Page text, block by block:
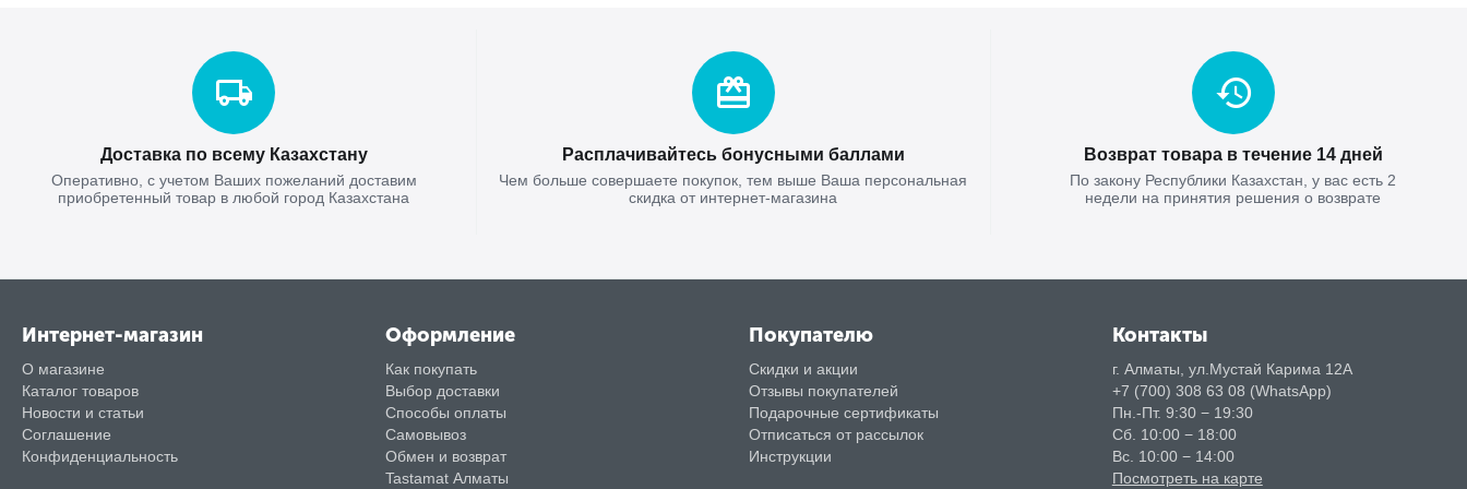
Доставка по всему Казахстану
Оперативно, с учетом Ваших пожеланий доставим
приобретенный товар в любой город Казахстана
Расплачивайтесь бонусными баллами
Чем больше совершаете покупок, тем выше Ваша персональная
скидка от интернет-магазина
Возврат товара в течение 14 дней
По закону Республики Казахстан, у вас есть 2
недели на принятия решения о возврате
Интернет-магазин
О магазине
Каталог товаров
Новости и статьи
Соглашение
Конфиденциальность
Оформление
Как покупать
Выбор доставки
Способы оплаты
Самовывоз
Обмен и возврат
Tastamat Алматы
Покупателю
Скидки и акции
Отзывы покупателей
Подарочные сертификаты
Отписаться от рассылок
Инструкции
Контакты
г. Алматы, ул.Мустай Карима 12А
+7 (700) 308 63 08 (WhatsApp)
Пн.-Пт. 9:30 − 19:30
Сб. 10:00 − 18:00
Вс. 10:00 − 14:00
Посмотреть на карте